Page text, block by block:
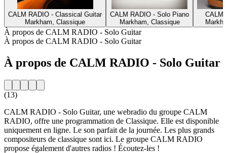
CALM RADIO - Classical Guitar
Markham, Classique
CALM RADIO - Solo Piano
Markham, Classique
CALM
À propos de CALM RADIO - Solo Guitar
À propos de CALM RADIO - Solo Guitar
À propos de CALM RADIO - Solo Guitar
(13)
CALM RADIO - Solo Guitar, une webradio du groupe CALM
RADIO, offre une programmation de Classique. Elle est disponible
uniquement en ligne. Le son parfait de la journée. Les plus grands
compositeurs de classique sont ici. Le groupe CALM RADIO
propose également d'autres radios ! Écoutez-les !